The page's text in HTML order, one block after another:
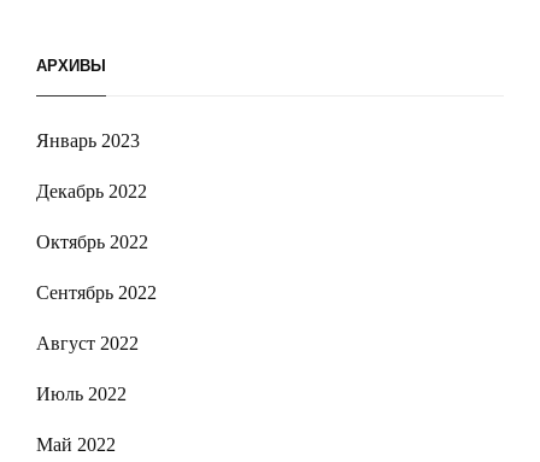
АРХИВЫ
Январь 2023
Декабрь 2022
Октябрь 2022
Сентябрь 2022
Август 2022
Июль 2022
Май 2022